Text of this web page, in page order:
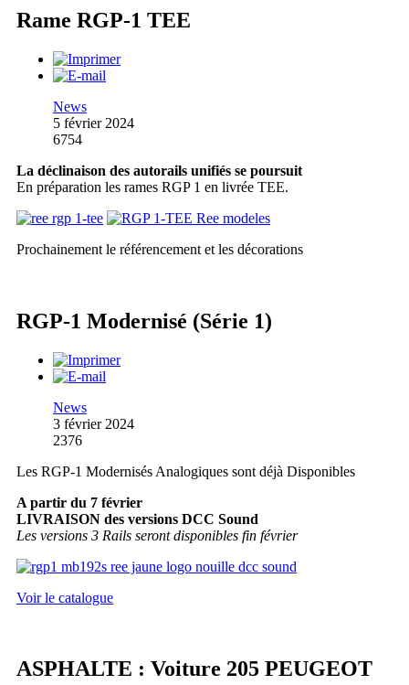
Rame RGP-1 TEE
News
5 février 2024
6754
La déclinaison des autorails unifiés se poursuit
En préparation les rames RGP 1 en livrée TEE.
Prochainement le référencement et les décorations
RGP-1 Modernisé (Série 1)
News
3 février 2024
2376
Les RGP-1 Modernisés Analogiques sont déjà Disponibles
A partir du 7 février
LIVRAISON des versions DCC Sound
Les versions 3 Rails seront disponibles fin février
Voir le catalogue
ASPHALTE : Voiture 205 PEUGEOT